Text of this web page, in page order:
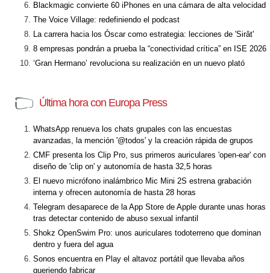
Blackmagic convierte 60 iPhones en una cámara de alta velocidad
The Voice Village: redefiniendo el podcast
La carrera hacia los Óscar como estrategia: lecciones de 'Sirât'
8 empresas pondrán a prueba la “conectividad crítica” en ISE 2026
‘Gran Hermano’ revoluciona su realización en un nuevo plató
Última hora con Europa Press
WhatsApp renueva los chats grupales con las encuestas
avanzadas, la mención '@todos' y la creación rápida de grupos
CMF presenta los Clip Pro, sus primeros auriculares 'open-ear' con
diseño de 'clip on' y autonomía de hasta 32,5 horas
El nuevo micrófono inalámbrico Mic Mini 2S estrena grabación
interna y ofrecen autonomía de hasta 28 horas
Telegram desaparece de la App Store de Apple durante unas horas
tras detectar contenido de abuso sexual infantil
Shokz OpenSwim Pro: unos auriculares todoterreno que dominan
dentro y fuera del agua
Sonos encuentra en Play el altavoz portátil que llevaba años
queriendo fabricar